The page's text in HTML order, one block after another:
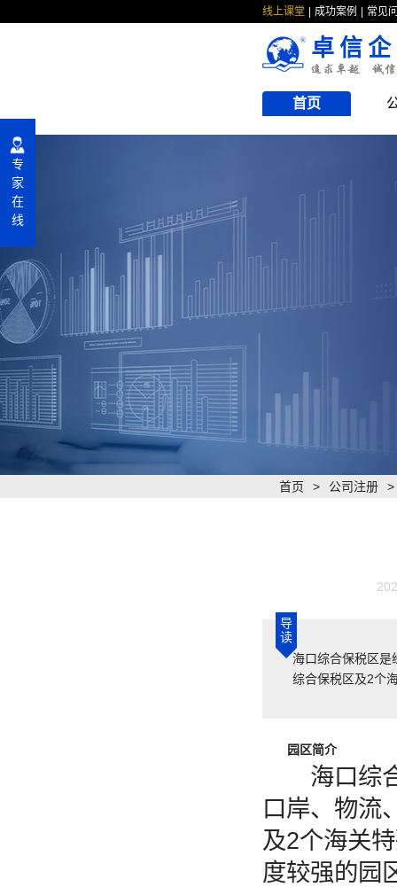
线上课堂 成功案例 常见
卓信
首页
首页 > 公司注册 >
导
读
海口综合保税区是
综合保税区及2个
园区简介
海口综合
口岸、物流
及2个海关
度较强的园
专
家
在
线